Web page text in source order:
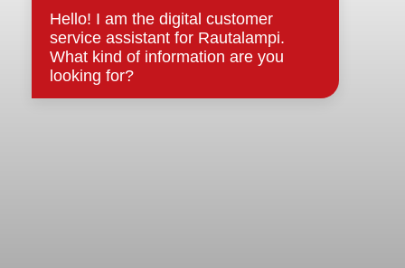
Evästeet
Saavutettavuusseloste
Tietosuoja
Tietosuojaselosteet